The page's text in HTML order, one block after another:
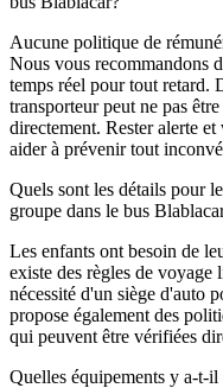
Aucune politique de
Nous vous recommandons
temps réel pour tout retard.
transporteur peut ne pas
directement. Rester alerte
aider à prévenir tout
Quels sont les détails pour
groupe dans le bus
Les enfants ont besoin de
existe des règles de voyage
nécessité d'un siège d'auto
propose également des
qui peuvent être vérifiées
Quelles équipements y a-t-il